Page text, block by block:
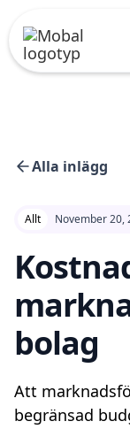
Alla inlägg
Allt November 20,
bolag
Att
begränsad